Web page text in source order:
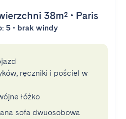
38m² • Paris
5 • brak windy
ręczniki i pościel w
łóżko
sofa dwuosobowa